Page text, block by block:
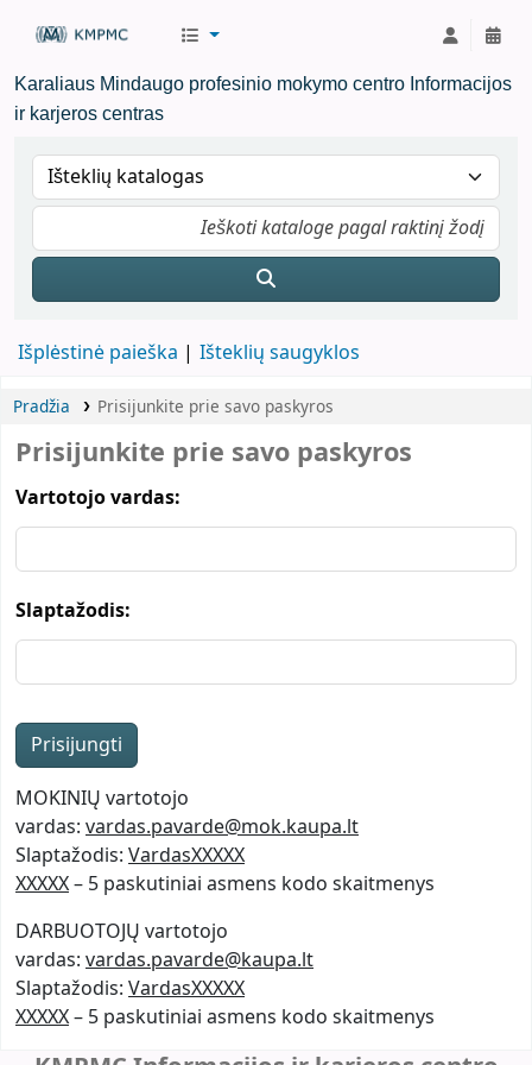
Karaliaus Mindaugo profesinio mokymo centro Informacijos
ir karjeros centras
Išplėstinė paieška Išteklių saugyklos
Pradžia Prisijunkite prie savo paskyros
Prisijunkite prie savo paskyros
Vartotojo vardas:
Slaptažodis:
MOKINIŲ vartotojo
vardas: vardas.pavarde@mok.kaupa.lt
Slaptažodis: VardasXXXXX
XXXXX– 5 paskutiniai asmens kodo skaitmenys
DARBUOTOJŲ vartotojo
vardas: vardas.pavarde@kaupa.lt
Slaptažodis: VardasXXXXX
XXXXX– 5 paskutiniai asmens kodo skaitmenys